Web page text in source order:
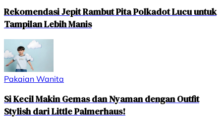
Rekomendasi Jepit Rambut Pita Polkadot Lucu untuk
Tampilan Lebih Manis
Pakaian Wanita
Si Kecil Makin Gemas dan Nyaman dengan Outfit
Stylish dari Little Palmerhaus!